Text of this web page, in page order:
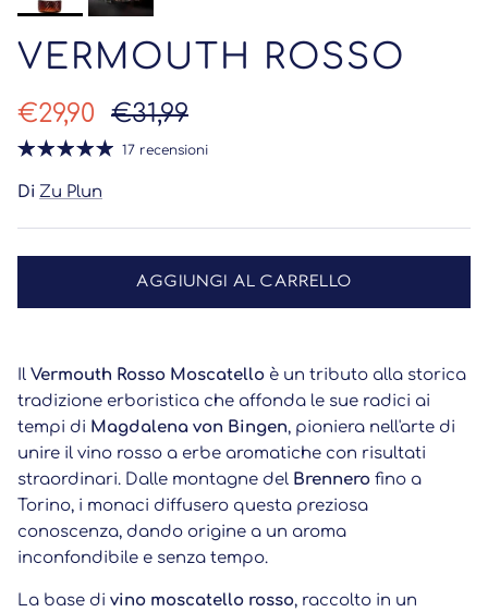
VERMOUTH ROSSO
Prezzo di vendita
€29,90 Prezzo normale
€31,99
17 recensioni
Di Zu Plun
AGGIUNGI AL CARRELLO
Il Vermouth Rosso Moscatello è un tributo alla storica
tradizione erboristica che affonda le sue radici ai
tempi di Magdalena von Bingen, pioniera nell'arte di
unire il vino rosso a erbe aromatiche con risultati
straordinari. Dalle montagne del Brennero fino a
Torino, i monaci diffusero questa preziosa
conoscenza, dando origine a un aroma
inconfondibile e senza tempo.
La base di vino moscatello rosso, raccolto in un